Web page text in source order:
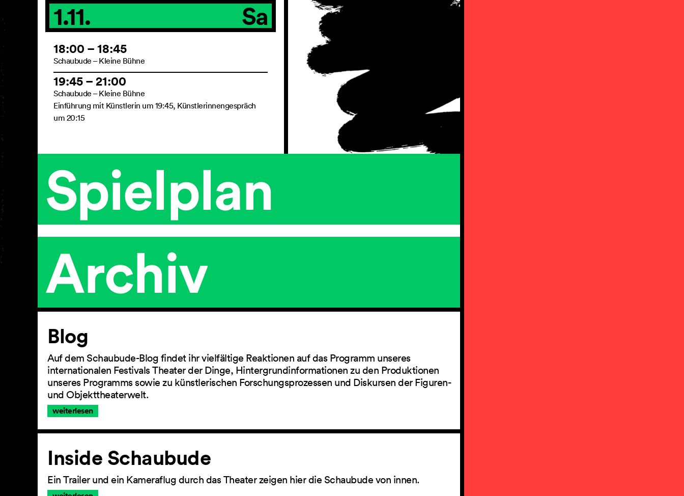
1.11. Sa
18:00 – 18:45
Schaubude – Kleine Bühne
19:45 – 21:00
Schaubude – Kleine Bühne
Einführung mit Künstlerin um 19:45, Künstlerinnengespräch
um 20:15
Spielplan
Archiv
Artikel
Blog
Auf dem Schaubude-Blog findet ihr vielfältige Reaktionen auf das Programm unseres
internationalen Festivals Theater der Dinge, Hintergrundinformationen zu den Produktionen
unseres Programms sowie zu künstlerischen Forschungsprozessen und Diskursen der Figuren-
und Objekttheaterwelt.
weiterlesen
Inside Schaubude
Ein Trailer und ein Kameraflug durch das Theater zeigen hier die Schaubude von innen.